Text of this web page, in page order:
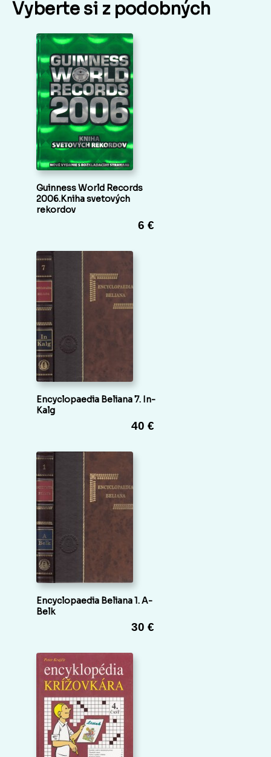
Vyberte si z podobných
Guinness World Records
2006.Kniha svetových
rekordov
6 €
Encyclopaedia Beliana 7. In-
Kalg
40 €
Encyclopaedia Beliana 1. A-
Belk
30 €